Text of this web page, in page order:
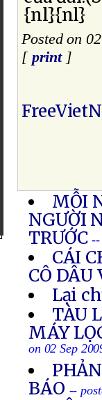
{nl}{nl}
Posted on
[ print]
MỖI
NGƯỜI
TRƯỚC --
CÁI
CÔ
Lại
TÀU
MÁY
on 02 Sep
BÁO --